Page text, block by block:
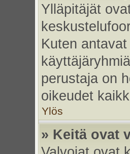
Ylläpitäjät
Kuten
perustaja on
oikeudet
Ylös
» Keitä ovat